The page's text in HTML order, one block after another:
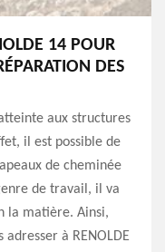
14 POUR
DES
aux structures
il est possible de
de cheminée
de travail, il va
la matière. Ainsi,
à RENOLDE